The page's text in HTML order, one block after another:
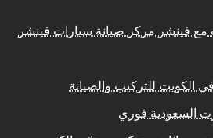
مع فينشر مركز صيانة سيارات فينشر
الكويت للتركيب والصيانة
السعودية فوري